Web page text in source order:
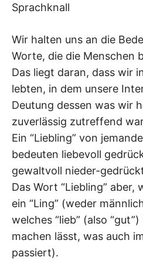
Sprachknall
Wir halten uns an die
Worte, die die Menschen
Das liegt daran, dass wir
lebten, in dem unsere
Deutung dessen was wir
zuverlässig zutreffend
Ein “Liebling” von
bedeuten liebevoll
gewaltvoll nieder-
Das Wort “Liebling” aber,
ein “Ling” (weder
welches “lieb” (also
machen lässt, was auch
passiert).